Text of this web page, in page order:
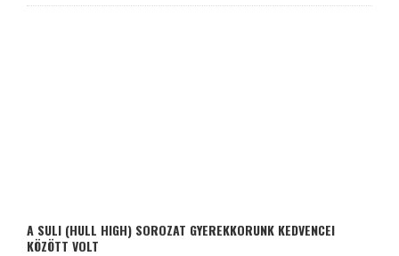
A SULI (HULL HIGH) SOROZAT GYEREKKORUNK KEDVENCEI
KÖZÖTT VOLT